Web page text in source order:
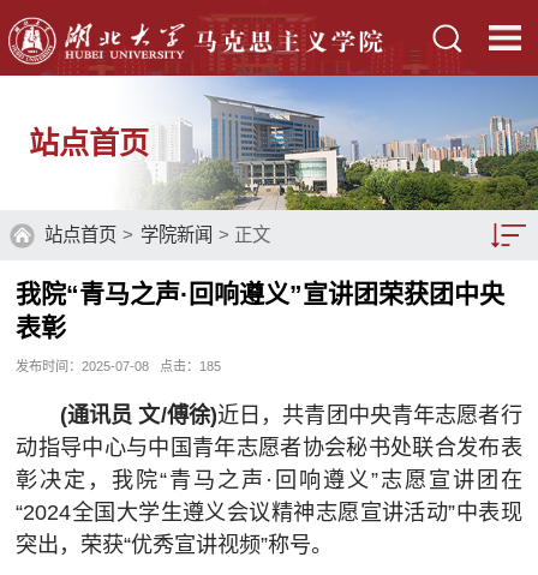
站点首页
站点首页 > 学院新闻 > 正文
学院新闻
我院“青马之声·回响遵义”宣讲团荣获团中央
表彰
发布时间：2025-07-08 点击： 185
(通讯员 文/傅徐)近日，共青团中央青年志愿者行
动指导中心与中国青年志愿者协会秘书处联合发布表
彰决定，我院“青马之声·回响遵义”志愿宣讲团在
“2024全国大学生遵义会议精神志愿宣讲活动”中表现
突出，荣获“优秀宣讲视频”称号。